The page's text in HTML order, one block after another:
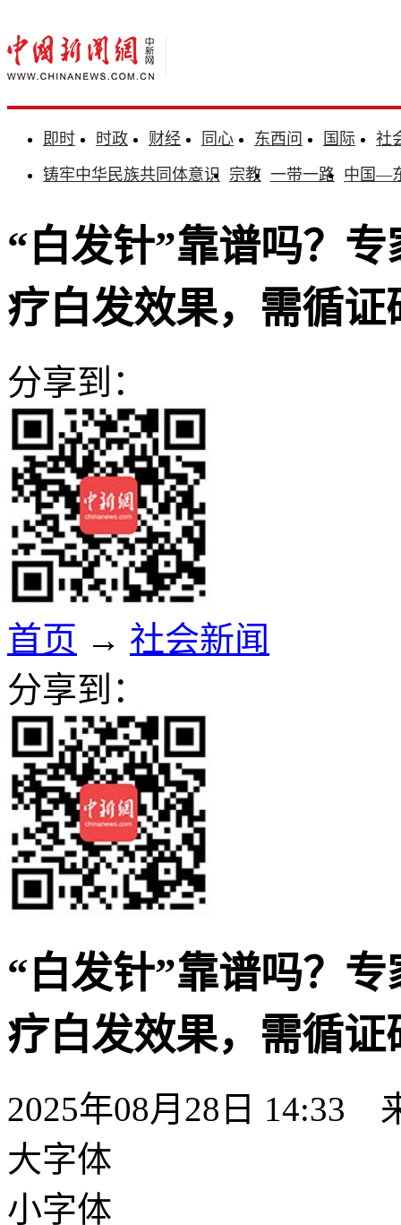
即时 时政 财经 同心 东西问 国际
社
铸牢中华民族共同体意识 宗教 一带一路 中国—
“白发针”靠谱吗？
疗白发效果，需循证
分享到：
首页 → 社会新闻
分享到：
“白发针”靠谱吗？
疗白发效果，需循证
2025年08月28日 14:33
大字体
小字体